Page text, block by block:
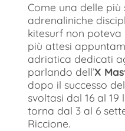
Come una delle
adrenaliniche
kitesurf non
più attesi
adriatica dedicati
parlando dell’X
dopo il successo
svoltasi dal 16 al
torna dal 3 al 6
Riccione.